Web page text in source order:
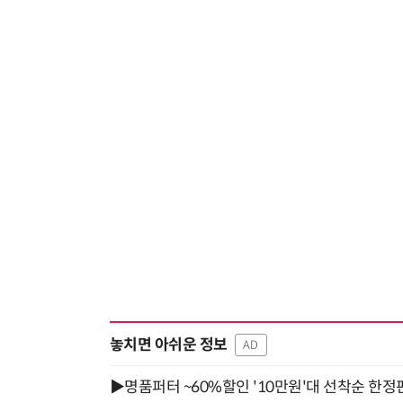
놓치면 아쉬운 정보 AD
▶명품퍼터 ~60%할인 '10만원'대 선착순 한정